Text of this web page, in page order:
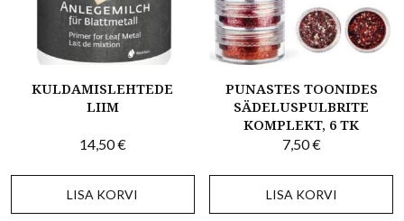
KULDAMISLEHTEDE
LIIM
14,50€
LISA KORVI
PUNASTES TOONIDES
SÄDELUSPULBRITE
KOMPLEKT, 6 TK
7,50€
LISA KORVI